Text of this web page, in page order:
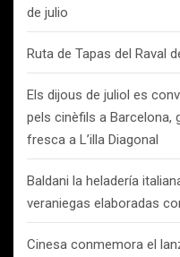
de julio
Ruta de Tapas del Raval
Els dijous de juliol es
pels cinèfils a Barcelona,
fresca a L’illa Diagonal
Baldani la heladería
veraniegas elaboradas
Cinesa conmemora el